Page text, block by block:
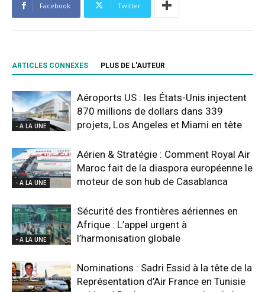
Facebook Twitter
ARTICLES CONNEXES PLUS DE L'AUTEUR
- A LA UNE
Aéroports US : les États-Unis injectent
870 millions de dollars dans 339
projets, Los Angeles et Miami en tête
- A LA UNE
Aérien & Stratégie : Comment Royal Air
Maroc fait de la diaspora européenne le
moteur de son hub de Casablanca
- A LA UNE
Sécurité des frontières aériennes en
Afrique : L’appel urgent à
l’harmonisation globale
Nominations : Sadri Essid à la tête de la
Représentation d’Air France en Tunisie